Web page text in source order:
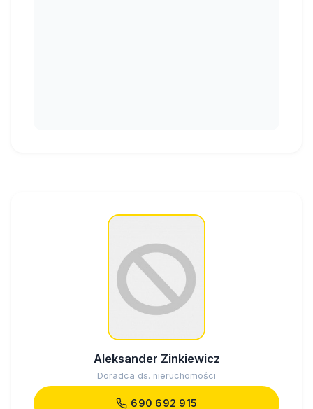
Aleksander Zinkiewicz
Doradca ds. nieruchomości
690 692 915